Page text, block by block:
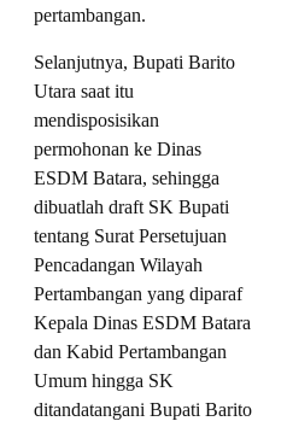
pertambangan.
Selanjutnya, Bupati Barito
Utara saat itu
mendisposisikan
permohonan ke Dinas
ESDM Batara, sehingga
dibuatlah draft SK Bupati
tentang Surat Persetujuan
Pencadangan Wilayah
Pertambangan yang diparaf
Kepala Dinas ESDM Batara
dan Kabid Pertambangan
Umum hingga SK
ditandatangani Bupati Barito